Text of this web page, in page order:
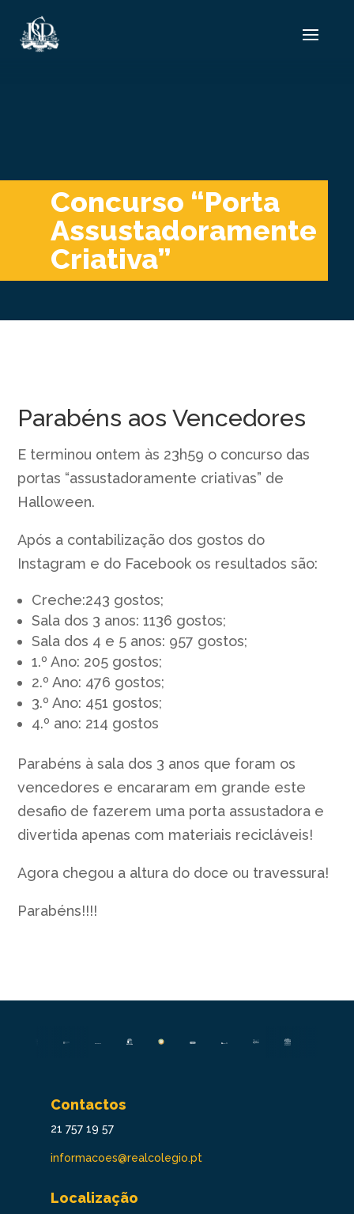
Concurso “Porta
Assustadoramente
Criativa”
Parabéns aos Vencedores
E terminou ontem às 23h59 o concurso das
portas “assustadoramente criativas” de
Halloween.
Após a contabilização dos gostos do
Instagram e do Facebook os resultados são:
Creche:243 gostos;
Sala dos 3 anos: 1136 gostos;
Sala dos 4 e 5 anos: 957 gostos;
1.º Ano: 205 gostos;
2.º Ano: 476 gostos;
3.º Ano: 451 gostos;
4.º ano: 214 gostos
Parabéns à sala dos 3 anos que foram os
vencedores e encararam em grande este
desafio de fazerem uma porta assustadora e
divertida apenas com materiais recicláveis!
Agora chegou a altura do doce ou travessura!
Parabéns!!!!
Contactos
21 757 19 57
informacoes@realcolegio.pt
Localização